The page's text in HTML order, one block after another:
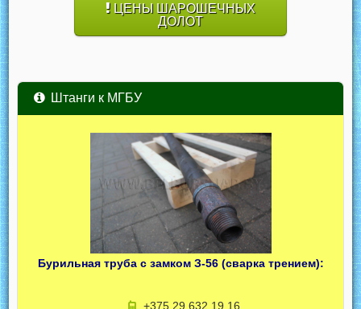
ЦЕНЫ ШАРОШЕЧНЫХ
ДОЛОТ
Штанги к МГБУ
Бурильная труба с замком З-56 (сварка трением):
+375 29 632 19 16